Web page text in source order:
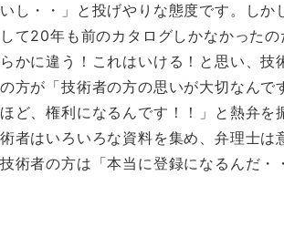
し・・」と投げやりな態度です。しか
て20年も前のカタログしかなかったの
かに違う！これはいける！と思い、技
方が「技術者の方の思いが大切なんで
ど、権利になるんです！！」と熱弁を
者はいろいろな資料を集め、弁理士は
術者の方は「本当に登録になるんだ・